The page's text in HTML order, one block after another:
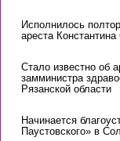
Исполнилось
ареста
Стало известно об
замминистра
Рязанской области
Начинается
Паустовского» в